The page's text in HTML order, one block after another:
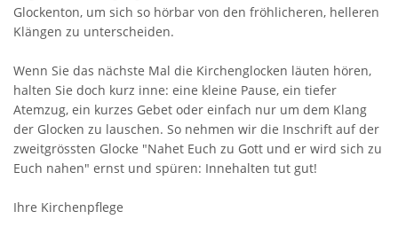
Glockenton, um sich so hörbar von den fröhlicheren, helleren
Klängen zu unterscheiden.
Wenn Sie das nächste Mal die Kirchenglocken läuten hören,
halten Sie doch kurz inne: eine kleine Pause, ein tiefer
Atemzug, ein kurzes Gebet oder einfach nur um dem Klang
der Glocken zu lauschen. So nehmen wir die Inschrift auf der
zweitgrössten Glocke "Nahet Euch zu Gott und er wird sich zu
Euch nahen" ernst und spüren: Innehalten tut gut!
Ihre Kirchenpflege